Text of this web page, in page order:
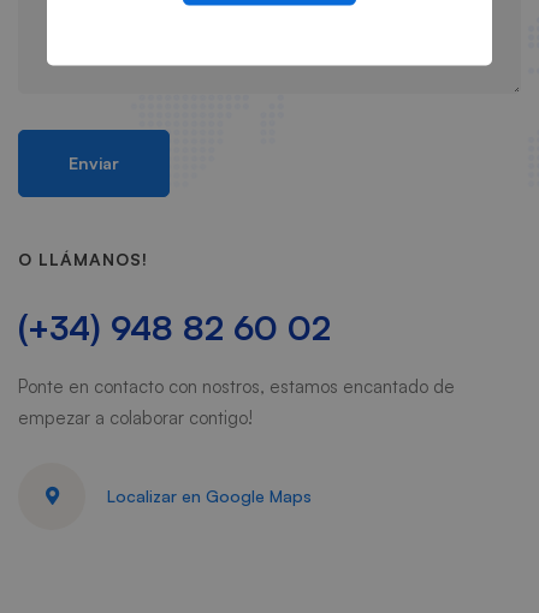
O LLÁMANOS!
(+34) 948 82 60 02
Ponte en contacto con nostros, estamos encantado de
empezar a colaborar contigo!
Localizar en Google Maps